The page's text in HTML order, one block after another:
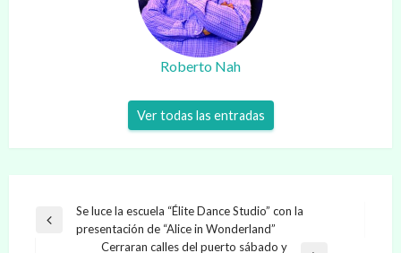
Roberto Nah
Ver todas las entradas
Navegación
Entrada
Se luce la escuela “Élite Dance Studio” con la
presentación de “Alice in Wonderland”
Cerraran calles del puerto sábado y